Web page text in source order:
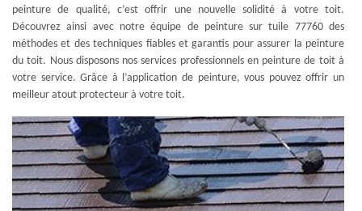
peinture de qualité, c’est offrir une nouvelle solidité à votre toit.
Découvrez ainsi avec notre équipe de peinture sur tuile 77760 des
méthodes et des techniques fiables et garantis pour assurer la peinture
du toit. Nous disposons nos services professionnels en peinture de toit à
votre service. Grâce à l’application de peinture, vous pouvez offrir un
meilleur atout protecteur à votre toit.